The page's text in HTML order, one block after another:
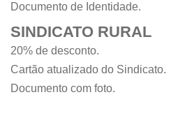
Documento de Identidade.
SINDICATO RURAL
20% de desconto.
Cartão atualizado do Sindicato.
Documento com foto.